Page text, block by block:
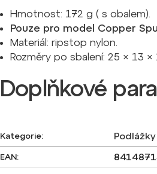
Hmotnost: 172 g ( s obalem).
Pouze pro model Copper
Materiál: ripstop nylon.
Rozměry po sbalení: 25 × 13 ×
Doplňkové
Kategorie:
EAN: